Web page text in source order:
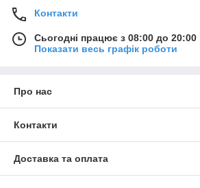
Контакти
Сьогодні працює з 08:00 до 20:00
Показати весь графік роботи
Про нас
Контакти
Доставка та оплата